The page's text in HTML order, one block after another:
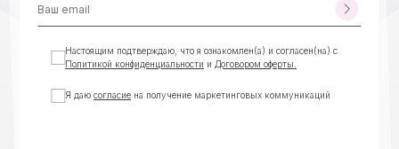
КОНТАКТЫ
Настоящим подтверждаю, что я ознакомлен(а) и согласен(на) с
Политикой конфиденциальности и Договором оферты.
Я даю согласие на получение маркетинговых коммуникаций